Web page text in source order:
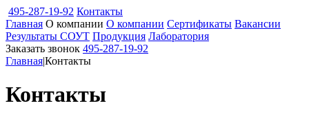
495-287-19-92 Контакты
Главная О компании О компании Сертификаты Вакансии
Результаты СОУТ Продукция Лаборатория
Заказать звонок 495-287-19-92
Главная|Контакты
Контакты